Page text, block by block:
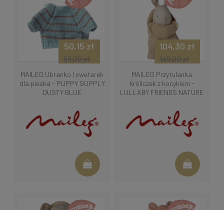
MAILEG Ubranko | sweterek
dla pieska - PUPPY SUPPLY
DUSTY BLUE
50,15 zł
59,00 zł
MAILEG Przytulanka
króliczek z kocykiem -
LULLABY FRIENDS NATURE
104,30 zł
149,00 zł